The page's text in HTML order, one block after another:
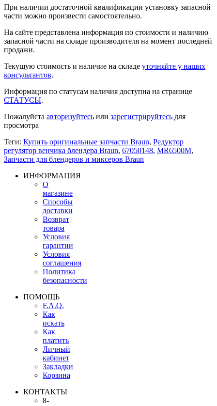
При наличии достаточной квалификации установку запасной
части можно произвести самостоятельно.
На сайте представлена информация по стоимости и наличию
запасной части на складе производителя на момент последней
продажи.
Текущую стоимость и наличие на складе уточняйте у наших
консультантов.
Информация по статусам наличия доступна на странице
СТАТУСЫ.
Пожалуйста авторизуйтесь или зарегистрируйтесь для
просмотра
Теги: Купить оригинальные запчасти Braun, Редуктор
регулятор венчика блендера Braun, 67050148, MR6500M,
Запчасти для блендеров и миксеров Braun
ИНФОРМАЦИЯ
О
магазине
Способы
доставки
Возврат
товара
Условия
гарантии
Условия
соглашения
Политика
безопасности
ПОМОЩЬ
F.A.Q.
Как
искать
Как
платить
Личный
кабинет
Закладки
Корзина
КОНТАКТЫ
8-